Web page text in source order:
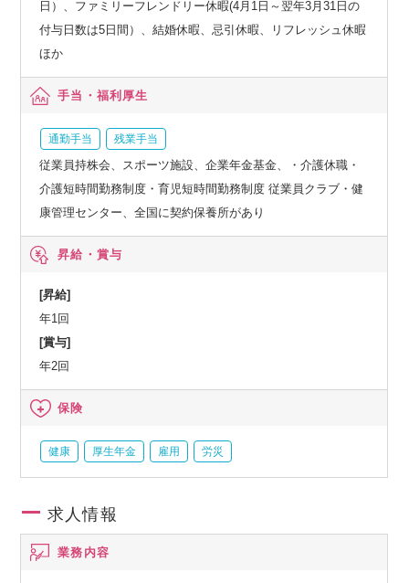
日）、ファミリーフレンドリー休暇(4月1日～翌年3月31日の
付与日数は5日間）、結婚休暇、忌引休暇、リフレッシュ休暇
ほか
手当・福利厚生
通勤手当 残業手当
従業員持株会、スポーツ施設、企業年金基金、・介護休職・
介護短時間勤務制度・育児短時間勤務制度 従業員クラブ・健
康管理センター、全国に契約保養所があり
昇給・賞与
[昇給]
年1回
[賞与]
年2回
保険
健康 厚生年金 雇用 労災
求人情報
業務内容